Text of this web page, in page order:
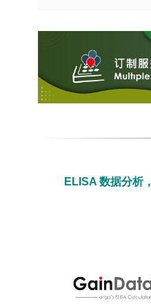
ELISA 数据分析，